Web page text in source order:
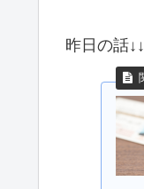
昨日の話↓↓